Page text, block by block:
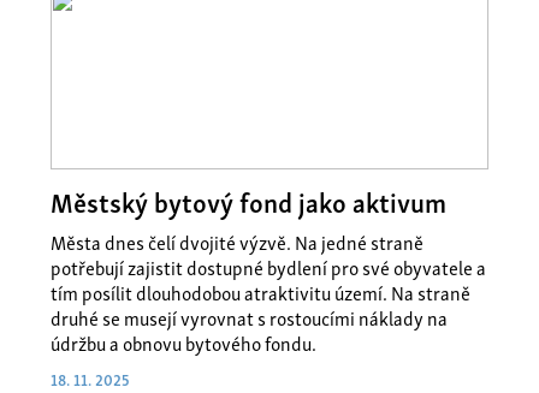
Městský bytový fond jako aktivum
Města dnes čelí dvojité výzvě. Na jedné straně
potřebují zajistit dostupné bydlení pro své obyvatele a
tím posílit dlouhodobou atraktivitu území. Na straně
druhé se musejí vyrovnat s rostoucími náklady na
údržbu a obnovu bytového fondu.
18. 11. 2025